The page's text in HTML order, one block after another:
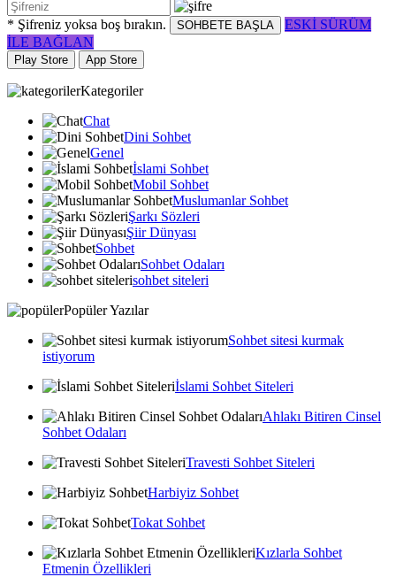
* Şifreniz yoksa boş bırakın. SOHBETE BAŞLA
ESKİ SÜRÜM
İLE BAĞLAN
Play Store App Store
Kategoriler
Chat
Dini Sohbet
Genel
İslami Sohbet
Mobil Sohbet
Muslumanlar Sohbet
Şarkı Sözleri
Şiir Dünyası
Sohbet
Sohbet Odaları
sohbet siteleri
Popüler Yazılar
Sohbet sitesi kurmak
istiyorum
İslami Sohbet Siteleri
Ahlakı Bitiren Cinsel
Sohbet Odaları
Travesti Sohbet Siteleri
Harbiyiz Sohbet
Tokat Sohbet
Kızlarla Sohbet
Etmenin Özellikleri